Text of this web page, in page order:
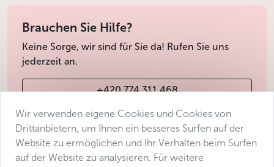
Brauchen Sie Hilfe?
Keine Sorge, wir sind für Sie da! Rufen Sie uns
jederzeit an.
+420 774 311 468
info@avantgarde-prague.cz
Wir verwenden eigene Cookies und Cookies von
Drittanbietern, um Ihnen ein besseres Surfen auf der
Website zu ermöglichen und Ihr Verhalten beim Surfen
auf der Website zu analysieren. Für weitere